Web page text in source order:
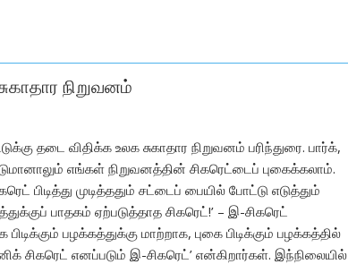
நிறுவனம்
தடை விதிக்க உலக சுகாதார நிறுவனம் பரிந்துரை. பார்க்,
எங்கள் நிறுவனத்தின் சிகரெட்டைப் புகைக்கலாம்.
பிடித்து முடித்ததும் சட்டைப் பையில் போட்டு எடுத்தும்
பாதகம் ஏற்படுத்தாத சிகரெட்!’ – இ-சிகரெட்
பழக்கத்துக்கு மாற்றாக, புகை பிடிக்கும் பழக்கத்தில்
சிகரெட் எனப்படும் இ-சிகரெட்’ என்கிறார்கள். இந்நிலையில்